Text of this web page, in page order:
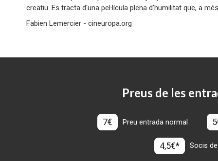
creatiu. Es tracta d'una pel·lícula plena d'humilitat que, a
Fabien Lemercier - cineuropa.org
Preus de les
7€ Preu entrada normal
4,5€* Socis